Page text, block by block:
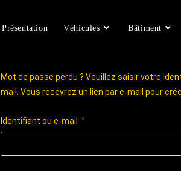
Présentation Véhicules Bâtiment
Mot de passe perdu ? Veuillez saisir votre
mail. Vous recevrez un lien par e-mail pour
Identifiant ou e-mail *